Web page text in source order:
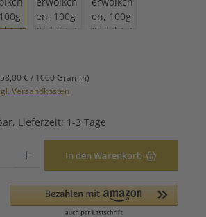
€ / 1000 Gramm)
Versandkosten
Lieferzeit: 1-3 Tage
In den Warenkorb